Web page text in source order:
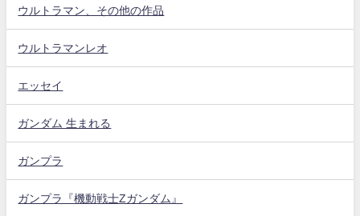
ウルトラマン、その他の作品
ウルトラマンレオ
エッセイ
ガンダム 生まれる
ガンプラ
ガンプラ『機動戦士Zガンダム』